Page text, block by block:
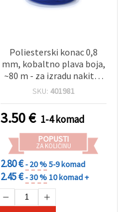
Poliesterski konac 0,8
mm, kobaltno plava boja,
~80 m - za izradu nakita i
hobi rukotvorine
SKU: 401981
3.50€ 1-4 komad
POPUSTI
ZA KOLIČINU
2.80 €- 20 %5-9 komad
2.45 €- 30 %10 komad +